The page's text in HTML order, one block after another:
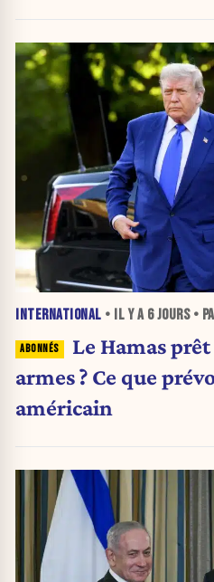
INTERNATIONAL • IL Y A 6 JOURS•
Le Hamas
armes ? Ce que
américain